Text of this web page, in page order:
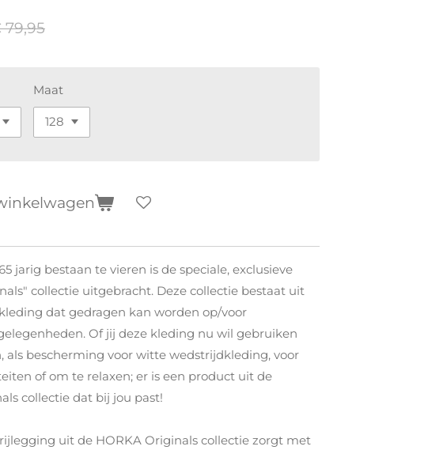
79,95
Maat
jarig bestaan te vieren is de speciale, exclusieve
collectie uitgebracht. Deze collectie bestaat uit
dat gedragen kan worden op/voor
Of jij deze kleding nu wil gebruiken
als bescherming voor witte wedstrijdkleding, voor
of om te relaxen; er is een product uit de
collectie dat bij jou past!
uit de HORKA Originals collectie zorgt met